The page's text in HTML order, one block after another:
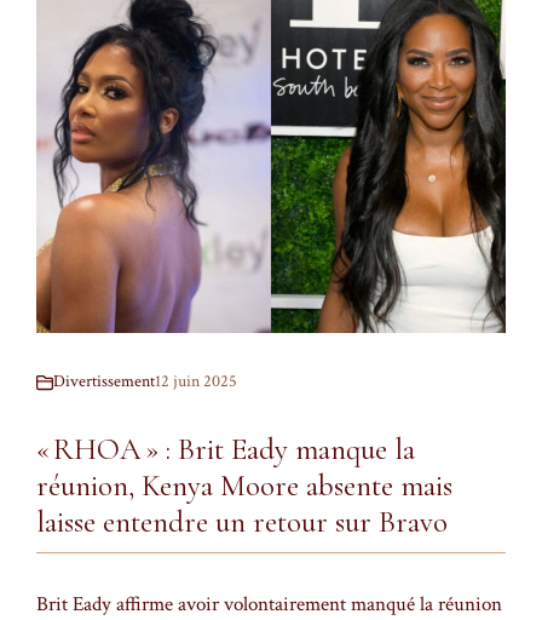
Divertissement12 juin 2025
« RHOA » : Brit Eady manque la
réunion, Kenya Moore absente mais
laisse entendre un retour sur Bravo
Brit Eady affirme avoir volontairement manqué la réunion